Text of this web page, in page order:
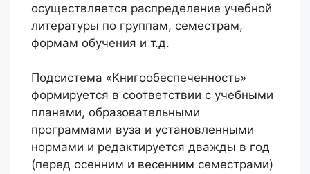
осуществляется распределение учебной
литературы по группам, семестрам,
формам обучения и т.д.
Подсистема «Книгообеспеченность»
формируется в соответствии с учебными
планами, образовательными
программами вуза и установленными
нормами и редактируется дважды в год
(перед осенним и весенним семестрами)